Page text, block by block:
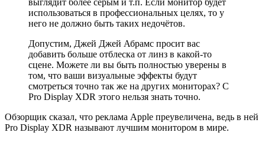
выглядит более серым и т.п. Если монитор будет
использоваться в профессиональных целях, то у
него не должно быть таких недочётов.
Допустим, Джей Джей Абрамс просит вас
добавить больше отблеска от линз в какой-то
сцене. Можете ли вы быть полностью уверены в
том, что ваши визуальные эффекты будут
смотреться точно так же на других мониторах? С
Pro Display XDR этого нельзя знать точно.
Обзорщик сказал, что реклама Apple преувеличена, ведь в ней
Pro Display XDR называют лучшим монитором в мире.